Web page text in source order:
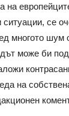
на
ситуации, се
многото шум
може би
на